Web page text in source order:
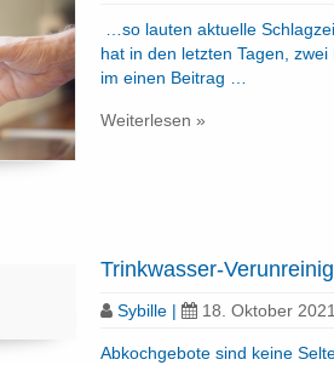
…so lauten aktuelle
hat in den letzten Tagen,
im einen Beitrag …
Weiterlesen »
Trinkwasser-
Sybille | 18. Oktober 2021
Abkochgebote sind keine